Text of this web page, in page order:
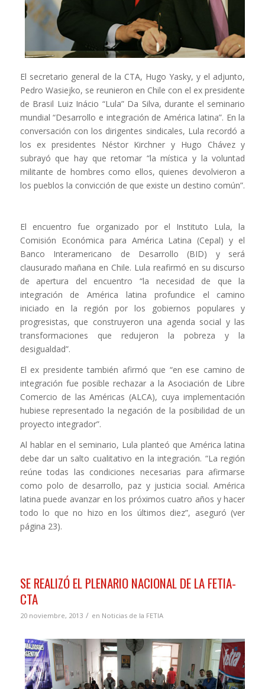
El secretario general de la CTA, Hugo Yasky, y el adjunto,
Pedro Wasiejko, se reunieron en Chile con el ex presidente
de Brasil Luiz Inácio “Lula” Da Silva, durante el seminario
mundial “Desarrollo e integración de América latina”. En la
conversación con los dirigentes sindicales, Lula recordó a
los ex presidentes Néstor Kirchner y Hugo Chávez y
subrayó que hay que retomar “la mística y la voluntad
militante de hombres como ellos, quienes devolvieron a
los pueblos la convicción de que existe un destino común”.
El encuentro fue organizado por el Instituto Lula, la
Comisión Económica para América Latina (Cepal) y el
Banco Interamericano de Desarrollo (BID) y será
clausurado mañana en Chile. Lula reafirmó en su discurso
de apertura del encuentro “la necesidad de que la
integración de América latina profundice el camino
iniciado en la región por los gobiernos populares y
progresistas, que construyeron una agenda social y las
transformaciones que redujeron la pobreza y la
desigualdad”.
El ex presidente también afirmó que “en ese camino de
integración fue posible rechazar a la Asociación de Libre
Comercio de las Américas (ALCA), cuya implementación
hubiese representado la negación de la posibilidad de un
proyecto integrador”.
Al hablar en el seminario, Lula planteó que América latina
debe dar un salto cualitativo en la integración. “La región
reúne todas las condiciones necesarias para afirmarse
como polo de desarrollo, paz y justicia social. América
latina puede avanzar en los próximos cuatro años y hacer
todo lo que no hizo en los últimos diez”, aseguró (ver
página 23).
SE REALIZÓ EL PLENARIO NACIONAL DE LA FETIA-
CTA
20 noviembre, 2013 / en Noticias de la FETIA